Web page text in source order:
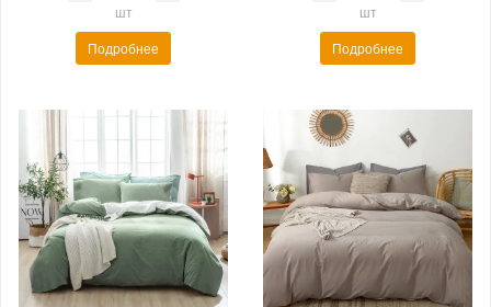
шт
Подробнее
шт
Подробнее